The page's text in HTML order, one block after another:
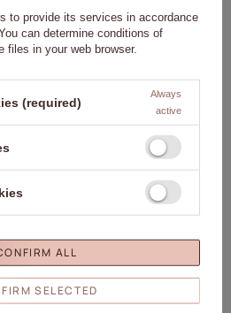
de type Cat Eye doivent être
avant utilisation – les particules
au fond du flacon.
enfants.
la peau.
le mode d'emploi.
l'emballage.
to provide its services in accordance
can determine conditions of
in your web browser.
(required)
Always
active
SELECTED
ALL